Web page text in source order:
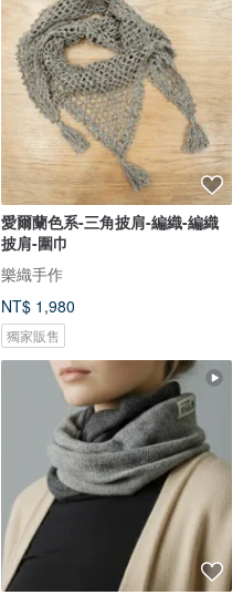
愛爾蘭色系-三角披肩-編織-編織
披肩-圍巾
樂織手作
NT$ 1,980
獨家販售